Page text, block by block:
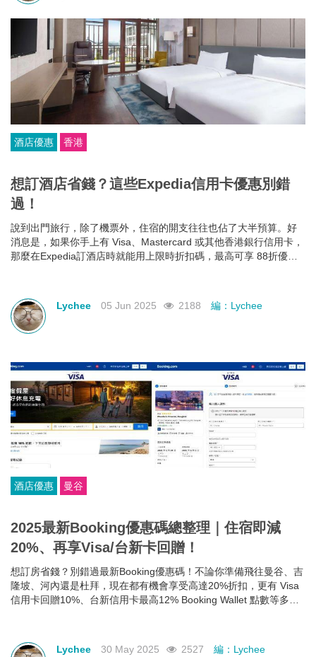
酒店優惠 香港
想訂酒店省錢？這些Expedia信用卡優惠別錯
過！
說到出門旅行，除了機票外，住宿的開支往往也佔了大半預算。好
消息是，如果你手上有 Visa、Mastercard 或其他香港銀行信用卡，
那麼在Expedia訂酒店時就能用上限時折扣碼，最高可享 88折優
Lychee
05 Jun 2025 2188 編：Lychee
酒店優惠 曼谷
2025最新Booking優惠碼總整理｜住宿即減
20%、再享Visa/台新卡回贈！
想訂房省錢？別錯過最新Booking優惠碼！不論你準備飛往曼谷、吉
隆坡、河內還是杜拜，現在都有機會享受高達20%折扣，更有 Visa
信用卡回贈10%、台新信用卡最高12% Booking Wallet 點數等多重
Lychee 30 May 2025 2527 編：Lychee